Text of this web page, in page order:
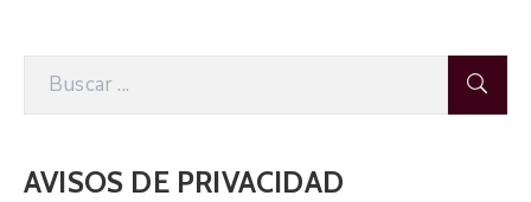
AVISOS DE PRIVACIDAD